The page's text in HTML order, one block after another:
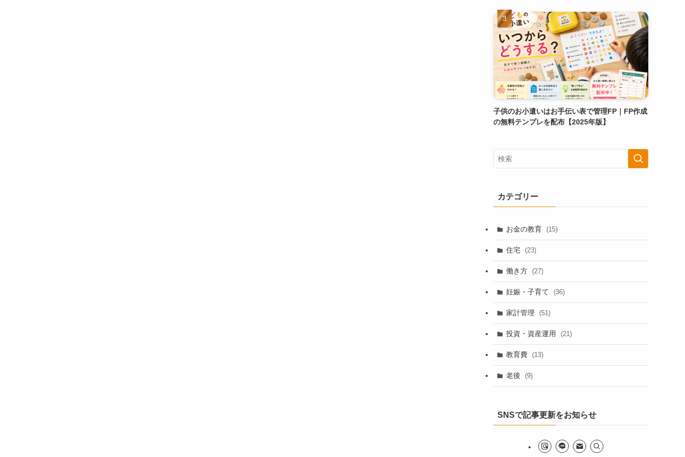
子供のお小遣いはお手伝い表で管理FP｜FP作成
の無料テンプレを配布【2025年版】
カテゴリー
お金の教育 (15)
住宅 (23)
働き方 (27)
妊娠・子育て (36)
家計管理 (51)
投資・資産運用 (21)
教育費 (13)
老後 (9)
SNSで記事更新をお知らせ